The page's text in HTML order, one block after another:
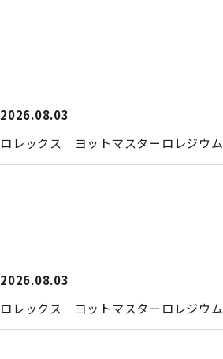
2026.08.03
ロレックス ヨットマスターロレジウム
2026.08.03
ロレックス ヨットマスターロレジウム